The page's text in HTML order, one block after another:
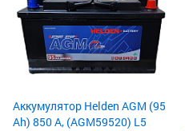
Аккумулятор Helden AGM (95
Ah) 850 А, (AGM59520) L5